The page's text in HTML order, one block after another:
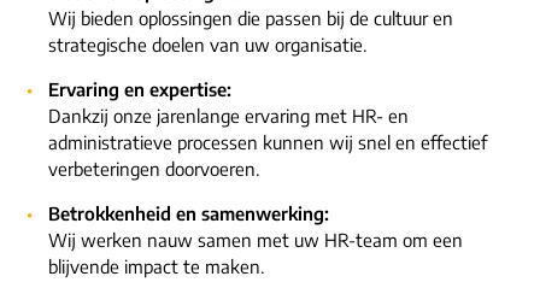
Wij bieden oplossingen die passen bij de cultuur en
strategische doelen van uw organisatie.
Ervaring en expertise:
Dankzij onze jarenlange ervaring met HR- en
administratieve processen kunnen wij snel en effectief
verbeteringen doorvoeren.
Betrokkenheid en samenwerking:
Wij werken nauw samen met uw HR-team om een
blijvende impact te maken.